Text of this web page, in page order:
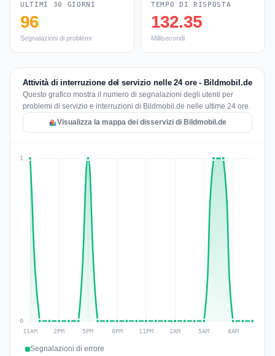
ULTIMI 30 GIORNI
96
Segnalazioni di problemi
TEMPO DI RISPOSTA
132.35
Millisecondi
Attività di interruzione del servizio nelle 24 ore - Bildmobil.de
Questo grafico mostra il numero di segnalazioni degli utenti per
problemi di servizio e interruzioni di Bildmobil.de nelle ultime 24 ore.
Visualizza la mappa dei disservizi di Bildmobil.de
Segnalazioni di errore